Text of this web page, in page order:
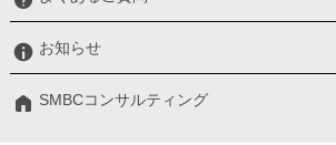
お知らせ
SMBCコンサルティング
会場案内
来場会場